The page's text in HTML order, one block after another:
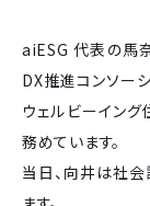
aiESG 代表の馬
DX推進コンソー
ウェルビーイン
務めています。
当日、向井は社